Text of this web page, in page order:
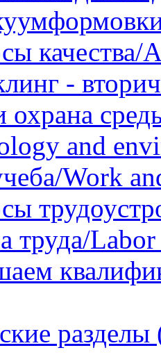
качества/
-
охрана
and
Work
Labor